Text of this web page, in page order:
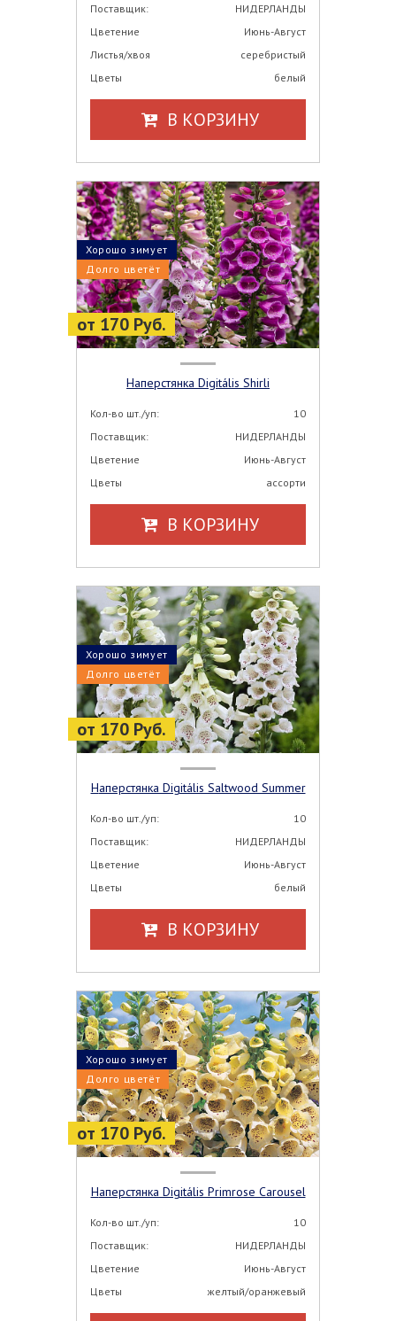
Поставщик:
НИДЕРЛАНДЫ
Цветение
Июнь-Август
Листья/хвоя
серебристый
Цветы
белый
В КОРЗИНУ
от 170 Руб.
Долго цветёт
Хорошо зимует
Наперстянка Digitális Shirli
Кол-во шт./уп:
10
Поставщик:
НИДЕРЛАНДЫ
Цветение
Июнь-Август
Цветы
ассорти
В КОРЗИНУ
от 170 Руб.
Долго цветёт
Хорошо зимует
Наперстянка Digitális Saltwood Summer
Кол-во шт./уп:
10
Поставщик:
НИДЕРЛАНДЫ
Цветение
Июнь-Август
Цветы
белый
В КОРЗИНУ
от 170 Руб.
Долго цветёт
Хорошо зимует
Наперстянка Digitális Primrose Carousel
Кол-во шт./уп:
10
Поставщик:
НИДЕРЛАНДЫ
Цветение
Июнь-Август
Цветы
желтый/оранжевый